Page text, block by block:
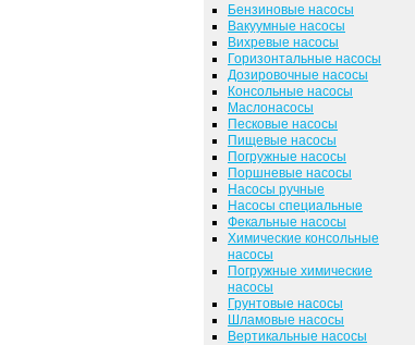
Бензиновые насосы
Вакуумные насосы
Вихревые насосы
Горизонтальные насосы
Дозировочные насосы
Консольные насосы
Маслонасосы
Песковые насосы
Пищевые насосы
Погружные насосы
Поршневые насосы
Насосы ручные
Насосы специальные
Фекальные насосы
Химические консольные
насосы
Погружные химические
насосы
Грунтовые насосы
Шламовые насосы
Вертикальные насосы